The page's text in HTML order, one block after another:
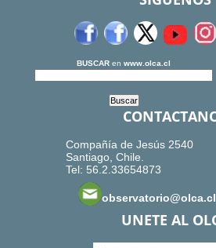
BUSCAR en www.olca.cl
Compañía de Jesús 2540
Santiago, Chile.
Tel: 56.2.33654873
observatorio@olca.cl
UNETE AL